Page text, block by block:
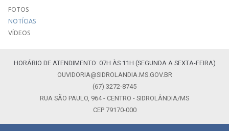
FOTOS
NOTÍCIAS
VÍDEOS
HORÁRIO DE ATENDIMENTO: 07H ÀS 11H (SEGUNDA A SEXTA-FEIRA)
OUVIDORIA@SIDROLANDIA.MS.GOV.BR
(67) 3272-8745
RUA SÃO PAULO, 964 - CENTRO - SIDROLÂNDIA/MS
CEP 79170-000